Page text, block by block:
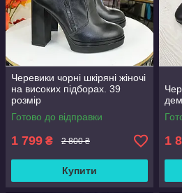
Черевики чорні шкіряні жіночі
на високих підборах. 39
розмір
Готово до відправки
1 799 ₴ 2 800 ₴
Купити
1